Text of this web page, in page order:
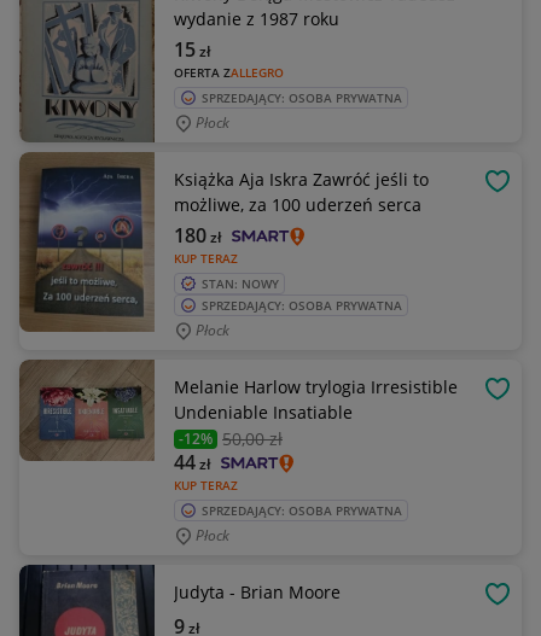
wydanie z 1987 roku
OFERTA ZALLEGRO
15zł
SPRZEDAJĄCY: OSOBA PRYWATNA
Płock
Książka Aja Iskra Zawróć jeśli to
możliwe, za 100 uderzeń serca
KUP TERAZ
180zł
STAN: NOWY
SPRZEDAJĄCY: OSOBA PRYWATNA
Płock
Melanie Harlow trylogia Irresistible
Undeniable Insatiable
-12% 50,00 zł
KUP TERAZ
44zł
SPRZEDAJĄCY: OSOBA PRYWATNA
Płock
Judyta - Brian Moore
9zł